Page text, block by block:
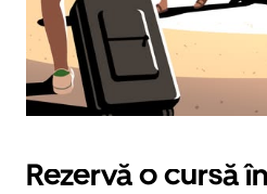
Rezervă o cursă